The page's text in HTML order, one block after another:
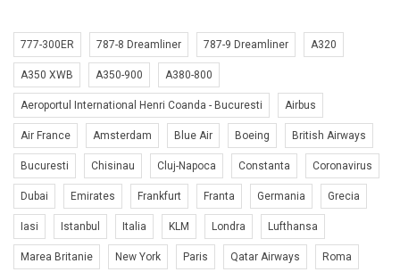
777-300ER 787-8 Dreamliner 787-9 Dreamliner A320
A350 XWB A350-900 A380-800
Aeroportul International Henri Coanda - Bucuresti Airbus
Air France Amsterdam Blue Air Boeing British Airways
Bucuresti Chisinau Cluj-Napoca Constanta Coronavirus
Dubai Emirates Frankfurt Franta Germania Grecia
Iasi Istanbul Italia KLM Londra Lufthansa
Marea Britanie New York Paris Qatar Airways Roma